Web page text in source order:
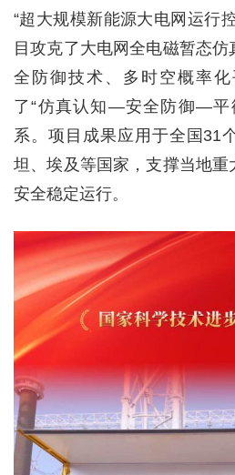
“超大规模新能源大电网运行
目攻克了大电网全电磁暂态
全防御技术、多时空概率
了“仿真认知—安全防御—平
系。项目成果应用于全国31
坦、埃及等国家，支撑当地重
安全稳定运行。